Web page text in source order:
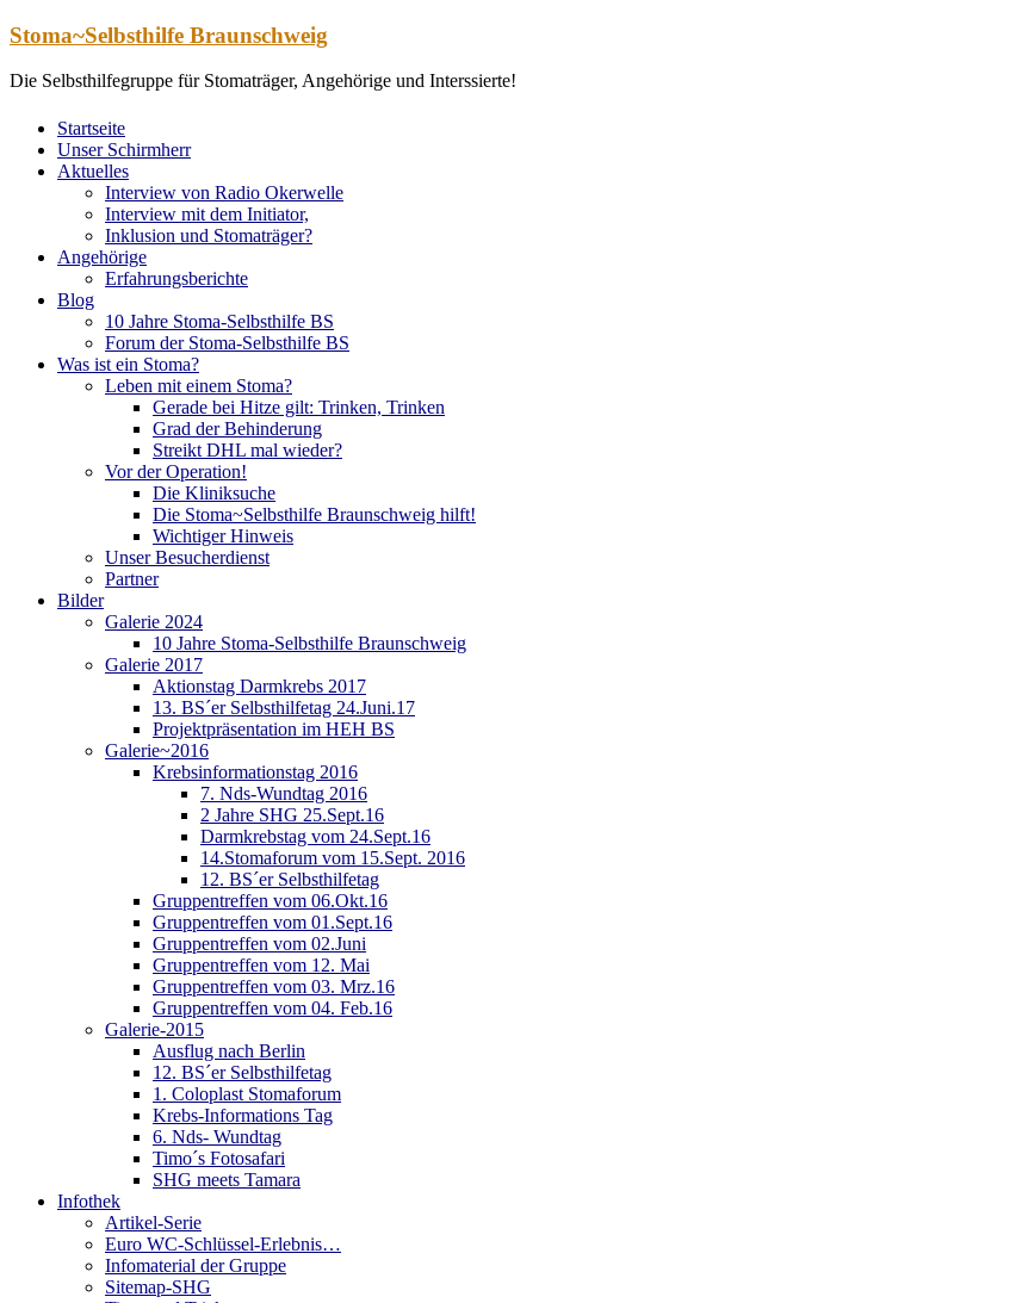
Zum
springen
Stoma~Selbsthilfe Braunschweig
Die Selbsthilfegruppe für Stomaträger, Angehörige und Interssierte!
Startseite
Unser Schirmherr
Aktuelles
Interview von Radio Okerwelle
Interview mit dem Initiator,
Inklusion und Stomaträger?
Angehörige
Erfahrungsberichte
Blog
10 Jahre Stoma-Selbsthilfe BS
Forum der Stoma-Selbsthilfe BS
Was ist ein Stoma?
Leben mit einem Stoma?
Gerade bei Hitze gilt: Trinken, Trinken
Grad der Behinderung
Streikt DHL mal wieder?
Vor der Operation!
Die Kliniksuche
Die Stoma~Selbsthilfe Braunschweig hilft!
Wichtiger Hinweis
Unser Besucherdienst
Partner
Bilder
Galerie 2024
10 Jahre Stoma-Selbsthilfe Braunschweig
Galerie 2017
Aktionstag Darmkrebs 2017
13. BS´er Selbsthilfetag 24.Juni.17
Projektpräsentation im HEH BS
Galerie~2016
Krebsinformationstag 2016
7. Nds-Wundtag 2016
2 Jahre SHG 25.Sept.16
Darmkrebstag vom 24.Sept.16
14.Stomaforum vom 15.Sept. 2016
12. BS´er Selbsthilfetag
Gruppentreffen vom 06.Okt.16
Gruppentreffen vom 01.Sept.16
Gruppentreffen vom 02.Juni
Gruppentreffen vom 12. Mai
Gruppentreffen vom 03. Mrz.16
Gruppentreffen vom 04. Feb.16
Galerie-2015
Ausflug nach Berlin
12. BS´er Selbsthilfetag
1. Coloplast Stomaforum
Krebs-Informations Tag
6. Nds- Wundtag
Timo´s Fotosafari
SHG meets Tamara
Infothek
Artikel-Serie
Euro WC-Schlüssel-Erlebnis…
Infomaterial der Gruppe
Sitemap-SHG